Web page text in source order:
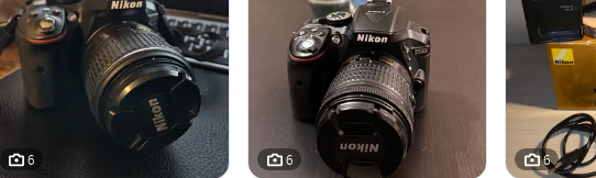
6 6 6